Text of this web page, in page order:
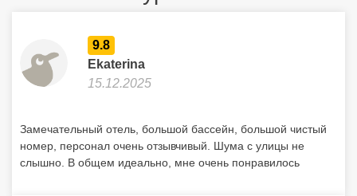
9.8
Ekaterina
15.12.2025
Замечательный отель, большой бассейн, большой чистый
номер, персонал очень отзывчивый. Шума с улицы не
слышно. В общем идеально, мне очень понравилось